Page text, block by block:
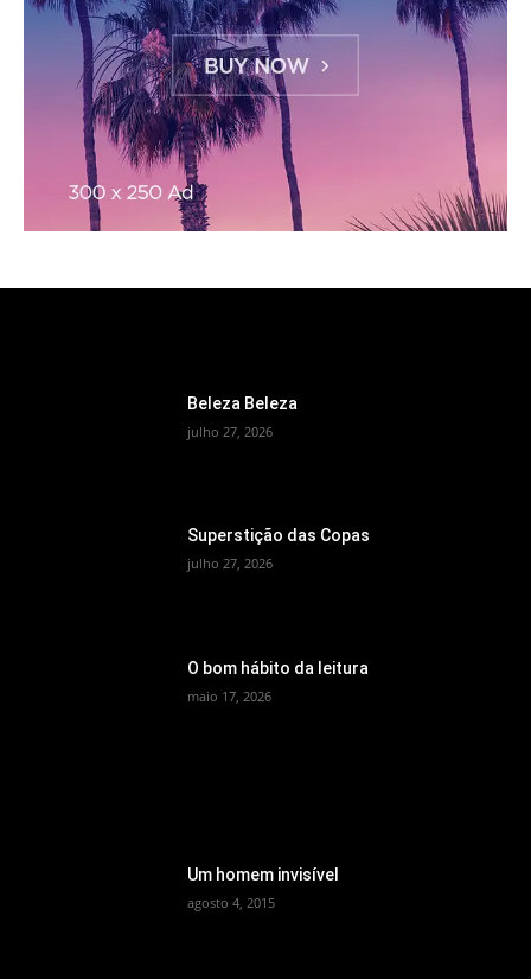
Beleza Beleza
julho 27, 2026
Superstição das Copas
julho 27, 2026
O bom hábito da leitura
maio 17, 2026
Um homem invisível
agosto 4, 2015